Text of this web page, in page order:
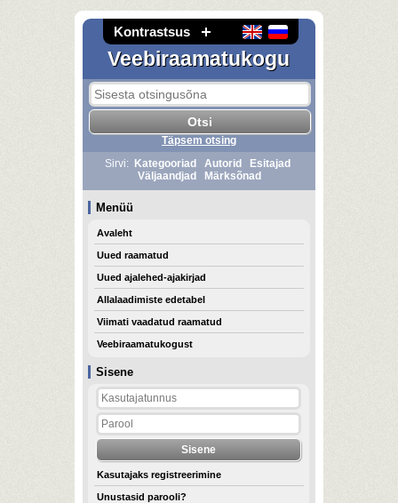
Kontrastsus
Veebiraamatukogu
Sisene
Kasutajaks registreerimine
Unustasid parooli?
Täpsem otsing
Sirvi:
Kategooriad Autorid
Esitajad
Väljaandjad
Märksõnad
Menüü
Avaleht
Uued raamatud
Uued ajalehed-ajakirjad
Allalaadimiste edetabel
Viimati vaadatud raamatud
Veebiraamatukogust